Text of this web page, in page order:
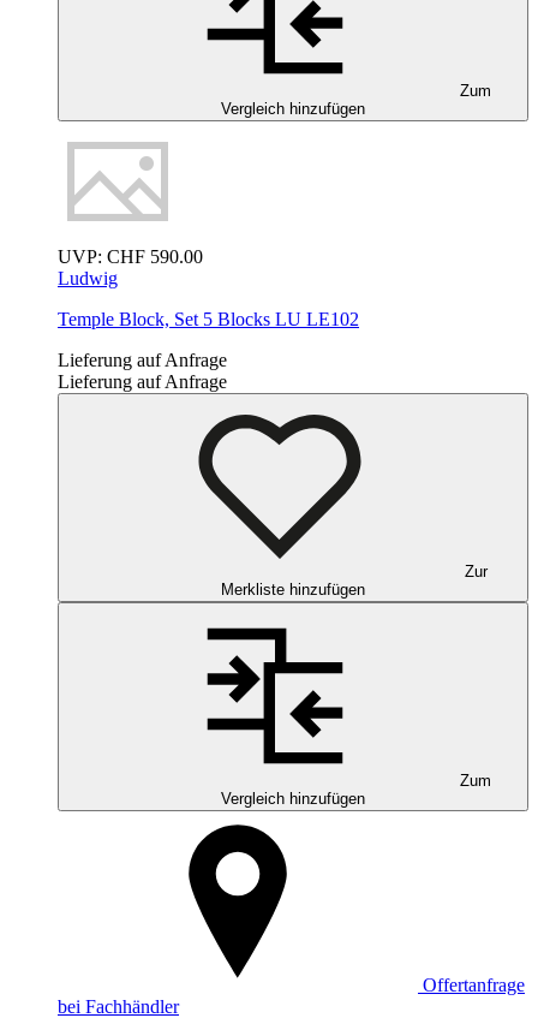
Zum
Vergleich hinzufügen
UVP: CHF 590.00
Ludwig
Temple Block, Set 5 Blocks LU LE102
Lieferung auf Anfrage
Lieferung auf Anfrage
Zur
Merkliste hinzufügen
Zum
Vergleich hinzufügen
Offertanfrage
bei Fachhändler